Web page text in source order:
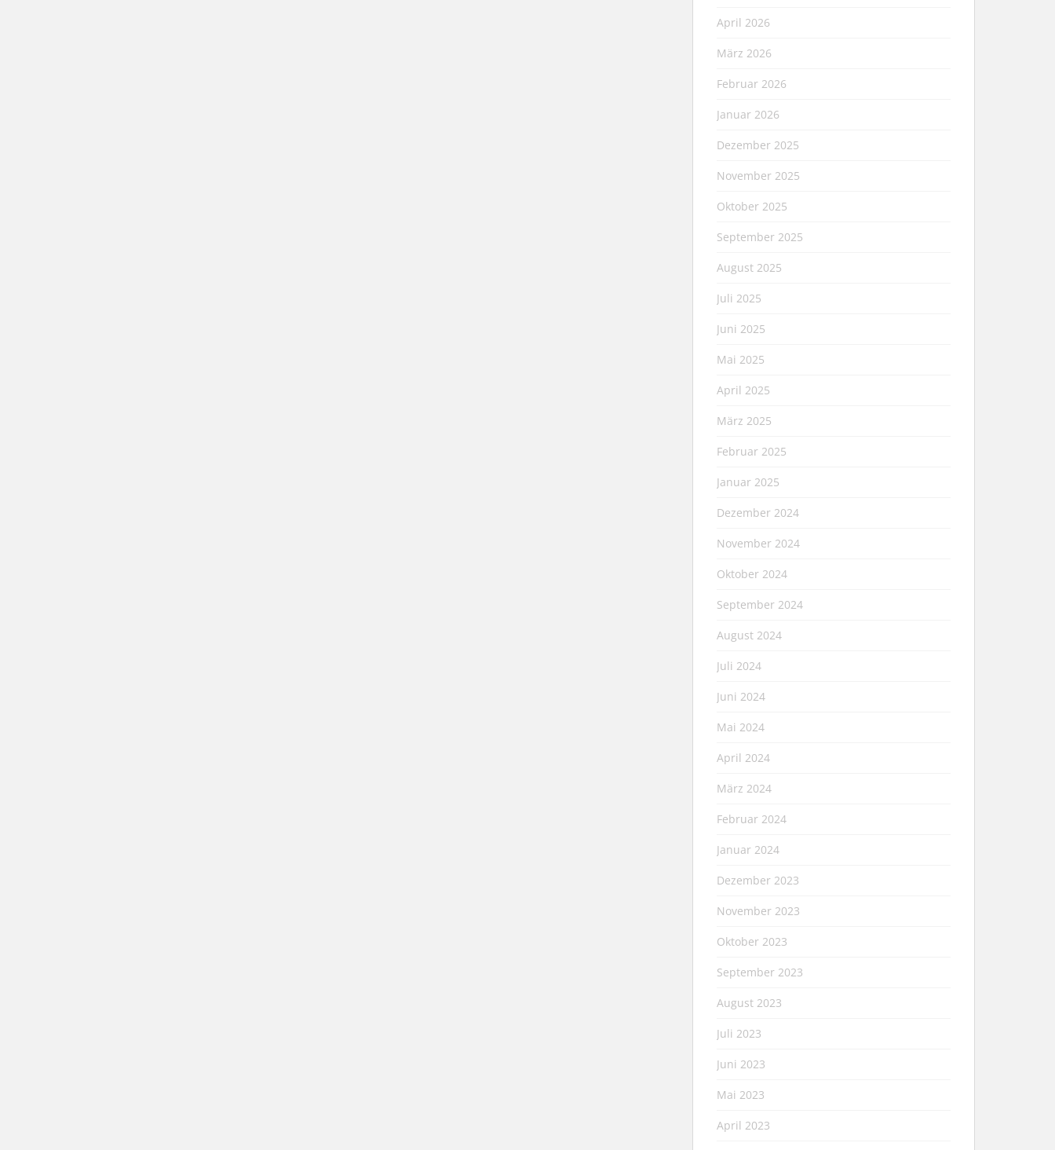
April 2026
März 2026
Februar 2026
Januar 2026
Dezember 2025
November 2025
Oktober 2025
September 2025
August 2025
Juli 2025
Juni 2025
Mai 2025
April 2025
März 2025
Februar 2025
Januar 2025
Dezember 2024
November 2024
Oktober 2024
September 2024
August 2024
Juli 2024
Juni 2024
Mai 2024
April 2024
März 2024
Februar 2024
Januar 2024
Dezember 2023
November 2023
Oktober 2023
September 2023
August 2023
Juli 2023
Juni 2023
Mai 2023
April 2023